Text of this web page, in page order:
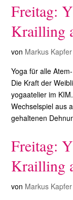
Freitag:
Krailling
von Markus Kapfer
Yoga für alle
Die Kraft der
yogaatelier im
Wechselspiel aus
gehaltenen
Freitag:
Krailling
von Markus Kapfer